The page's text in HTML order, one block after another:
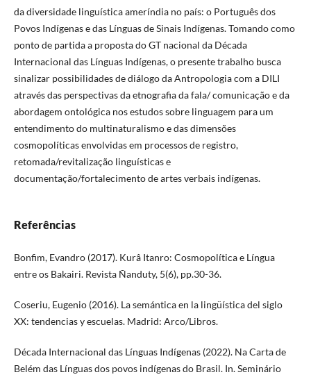
da diversidade linguística ameríndia no país: o Português dos
Povos Indígenas e das Línguas de Sinais Indígenas. Tomando como
ponto de partida a proposta do GT nacional da Década
Internacional das Línguas Indígenas, o presente trabalho busca
sinalizar possibilidades de diálogo da Antropologia com a DILI
através das perspectivas da etnografia da fala/ comunicação e da
abordagem ontológica nos estudos sobre linguagem para um
entendimento do multinaturalismo e das dimensões
cosmopolíticas envolvidas em processos de registro,
retomada/revitalização linguísticas e
documentação/fortalecimento de artes verbais indígenas.
Referências
Bonfim, Evandro (2017). Kurâ Itanro: Cosmopolítica e Língua
entre os Bakairi. Revista Ñanduty, 5(6), pp.30-36.
Coseriu, Eugenio (2016). La semántica en la lingüística del siglo
XX: tendencias y escuelas. Madrid: Arco/Libros.
Década Internacional das Línguas Indígenas (2022). Na Carta de
Belém das Línguas dos povos indígenas do Brasil. In. Seminário